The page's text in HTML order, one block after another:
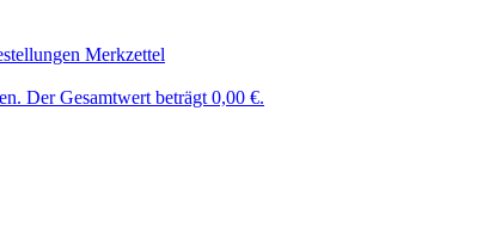
Merkzettel
Der Gesamtwert beträgt 0,00 €.